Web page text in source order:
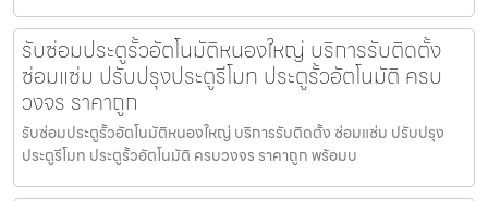
รับซ่อมประตูรั้วอัตโนมัติหนองใหญ่ บริการรับติดตั้ง
ซ่อมแซ่ม ปรับปรุงประตูรีโมท ประตูรั้วอัตโนมัติ ครบ
วงจร ราคาถูก
รับซ่อมประตูรั้วอัตโนมัติหนองใหญ่ บริการรับติดตั้ง ซ่อมแซ่ม ปรับปรุง
ประตูรีโมท ประตูรั้วอัตโนมัติ ครบวงจร ราคาถูก พร้อมบ